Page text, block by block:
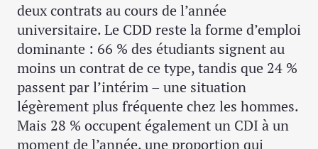
deux contrats au cours de l’année
universitaire. Le CDD reste la forme d’emploi
dominante : 66 % des étudiants signent au
moins un contrat de ce type, tandis que 24 %
passent par l’intérim – une situation
légèrement plus fréquente chez les hommes.
Mais 28 % occupent également un CDI à un
moment de l’année, une proportion qui